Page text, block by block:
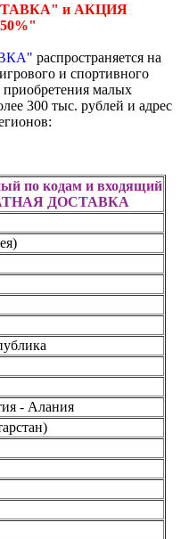
и АКЦИЯ
распространяется на
и спортивного
малых
300 тыс. рублей и адрес
по кодам и входящий
ДОСТАВКА
- Алания